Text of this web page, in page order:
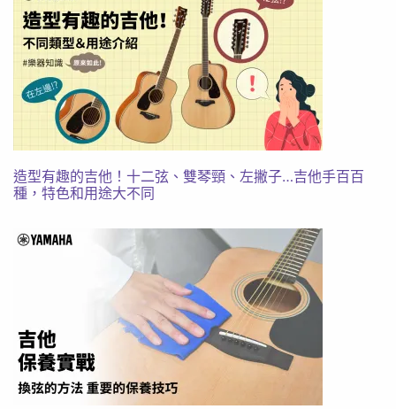
造型有趣的吉他！十二弦、雙琴頸、左撇子…吉他手百百
種，特色和用途大不同